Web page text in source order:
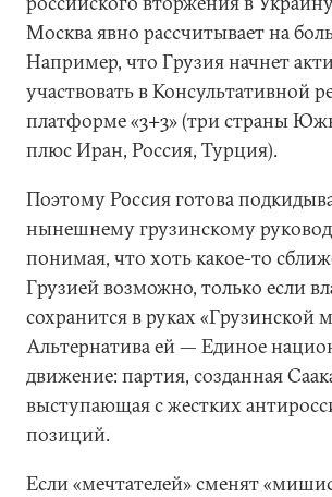
Москва явно рассчитывает на
Например, что Грузия начнет
участвовать в Консультативной
платформе «3+3» (три страны
плюс Иран, Россия, Турция).
Поэтому Россия готова
нынешнему грузинскому
понимая, что хоть какое-то
Грузией возможно, только если
сохранится в руках «Грузинской
Альтернатива ей — Единое
движение: партия, созданная
выступающая с жестких
позиций.
Если «мечтателей» сменят